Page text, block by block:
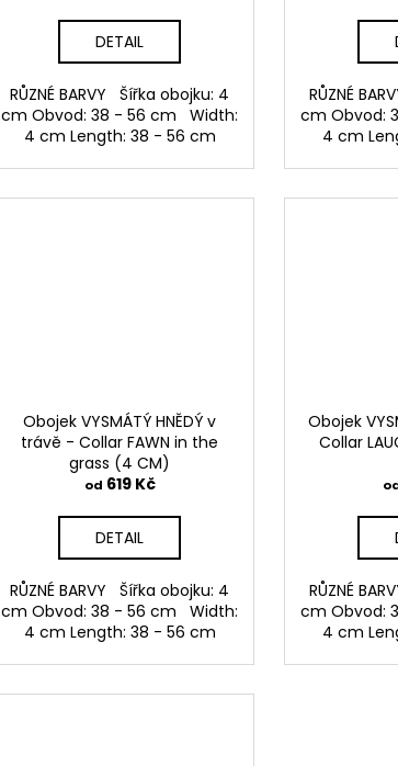
DETAIL
RŮZNÉ BARVY Šířka obojku: 4
cm Obvod: 38 - 56 cm Width:
4 cm Length: 38 - 56 cm
RŮZNÉ
cm Obvod:
4 cm
Obojek VYSMÁTÝ HNĚDÝ v
trávě - Collar FAWN in the
grass (4 CM)
od 619 Kč
DETAIL
RŮZNÉ BARVY Šířka obojku: 4
cm Obvod: 38 - 56 cm Width:
4 cm Length: 38 - 56 cm
Obojek
Collar
RŮZNÉ
cm Obvod:
4 cm